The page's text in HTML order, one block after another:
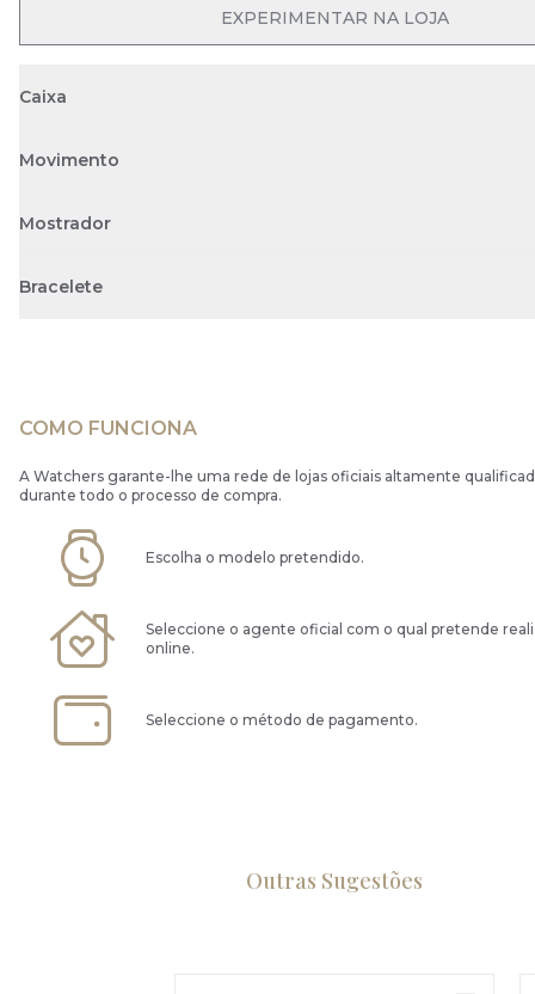
EXPERIMENTAR NA LOJA
Caixa
Movimento
Mostrador
Bracelete
COMO FUNCIONA
A Watchers garante-lhe uma rede de lojas oficiais altamente
durante todo o processo de compra.
Escolha o modelo pretendido.
Seleccione o agente oficial com o qual pretende
online.
Seleccione o método de pagamento.
Outras Sugestões